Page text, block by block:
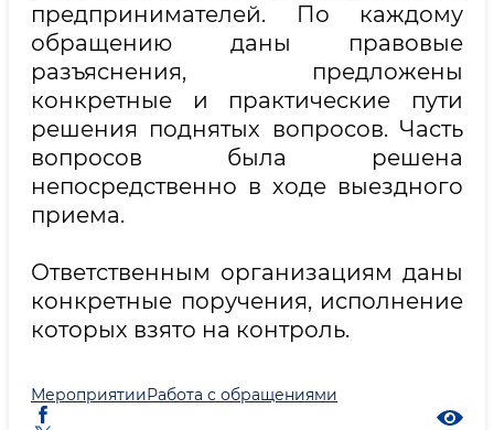
предпринимателей. По каждому
обращению даны правовые
разъяснения, предложены
конкретные и практические пути
решения поднятых вопросов. Часть
вопросов была решена
непосредственно в ходе выездного
приема.
Ответственным организациям даны
конкретные поручения, исполнение
которых взято на контроль.
МероприятииРабота с обращениями